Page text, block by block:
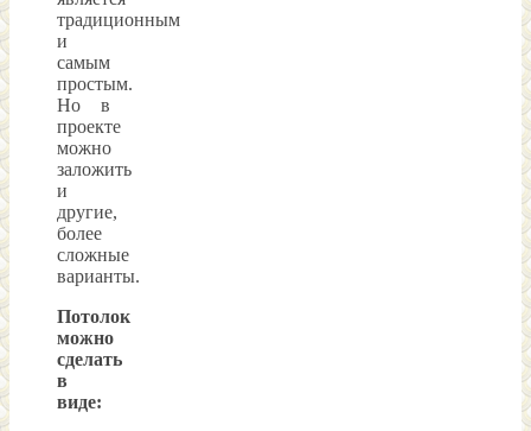
традиционным
и
самым
простым.
Но в
проекте
можно
заложить
и
другие,
более
сложные
варианты.
Потолок
можно
сделать
в
виде: